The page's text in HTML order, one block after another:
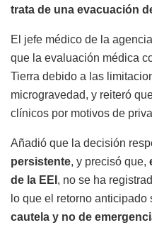
trata de una evacuación
El jefe médico de la
que la evaluación médica
Tierra debido a las
microgravedad, y reiteró
clínicos por motivos de
Añadió que la decisión
persistente, y precisó que,
de la EEI , no se ha
lo que el retorno anticipado
cautela y no de